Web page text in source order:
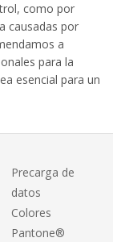
como por
causadas por
a
para la
esencial para un
Precarga de
datos
Colores
Pantone®